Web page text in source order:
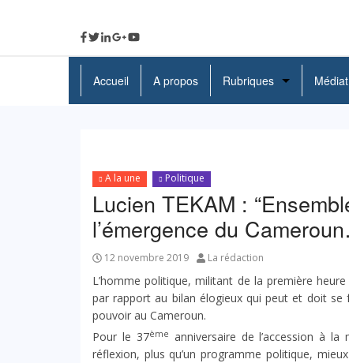
Accueil A propos Rubriques
Education
Société
Santé
A la une Politique
Lucien TEKAM :
l’émergence du
12 novembre 2019 La rédaction
L’homme politique, militant de la première
par rapport au bilan élogieux qui peut et doit se
pouvoir au Cameroun.
Pour le 37ème anniversaire de l’accession à
réflexion, plus qu’un programme politique,